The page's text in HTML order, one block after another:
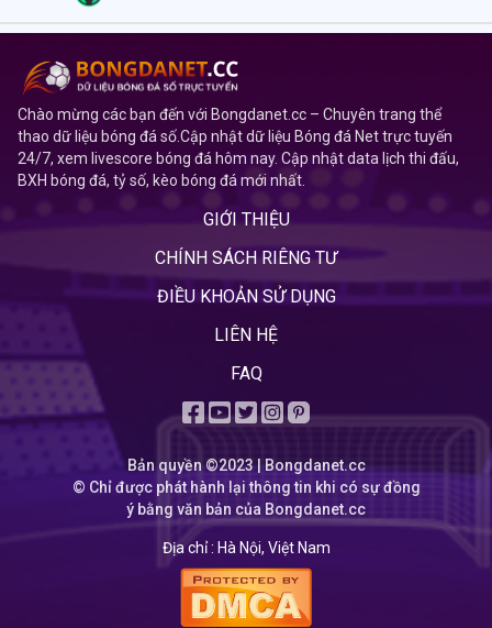
Chào mừng các bạn đến với Bongdanet.cc – Chuyên trang thể
thao dữ liệu bóng đá số.Cập nhật dữ liệu Bóng đá Net trực tuyến
24/7, xem livescore bóng đá hôm nay. Cập nhật data lịch thi đấu,
BXH bóng đá, tỷ số, kèo bóng đá mới nhất.
GIỚI THIỆU
CHÍNH SÁCH RIÊNG TƯ
ĐIỀU KHOẢN SỬ DỤNG
LIÊN HỆ
FAQ
Bản quyền ©2023 | Bongdanet.cc
© Chỉ được phát hành lại thông tin khi có sự đồng
ý bằng văn bản của Bongdanet.cc
Địa chỉ : Hà Nội, Việt Nam